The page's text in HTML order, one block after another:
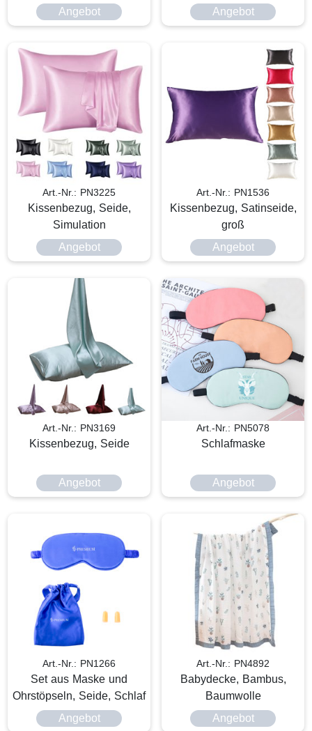
Angebot Angebot
Art.-Nr.: PN3225
Kissenbezug, Seide,
Simulation
Angebot
Art.-Nr.: PN1536
Kissenbezug, Satinseide,
groß
Angebot
Art.-Nr.: PN3169
Kissenbezug, Seide
Angebot
Art.-Nr.: PN5078
Schlafmaske
Angebot
Art.-Nr.: PN1266
Set aus Maske und
Ohrstöpseln, Seide, Schlaf
Angebot
Art.-Nr.: PN4892
Babydecke, Bambus,
Baumwolle
Angebot